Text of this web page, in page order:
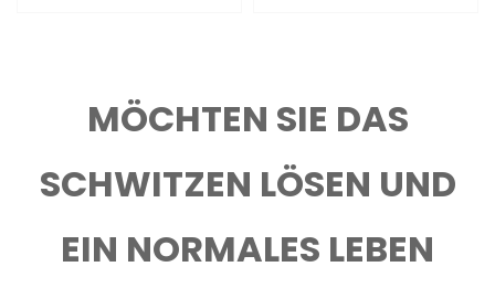
MÖCHTEN SIE DAS
SCHWITZEN LÖSEN UND
EIN NORMALES LEBEN